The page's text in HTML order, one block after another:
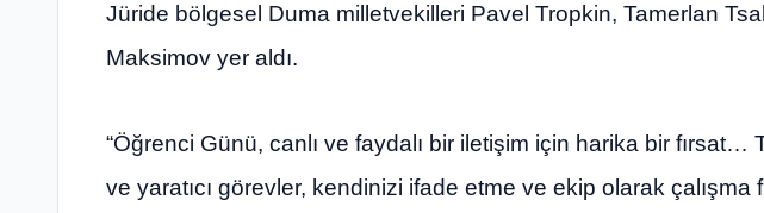
Jüride bölgesel Duma milletvekilleri Pavel Tropkin, Tamerlan
Maksimov yer aldı.
“Öğrenci Günü, canlı ve faydalı bir iletişim için harika bir fırsat…
ve yaratıcı görevler, kendinizi ifade etme ve ekip olarak çalışma